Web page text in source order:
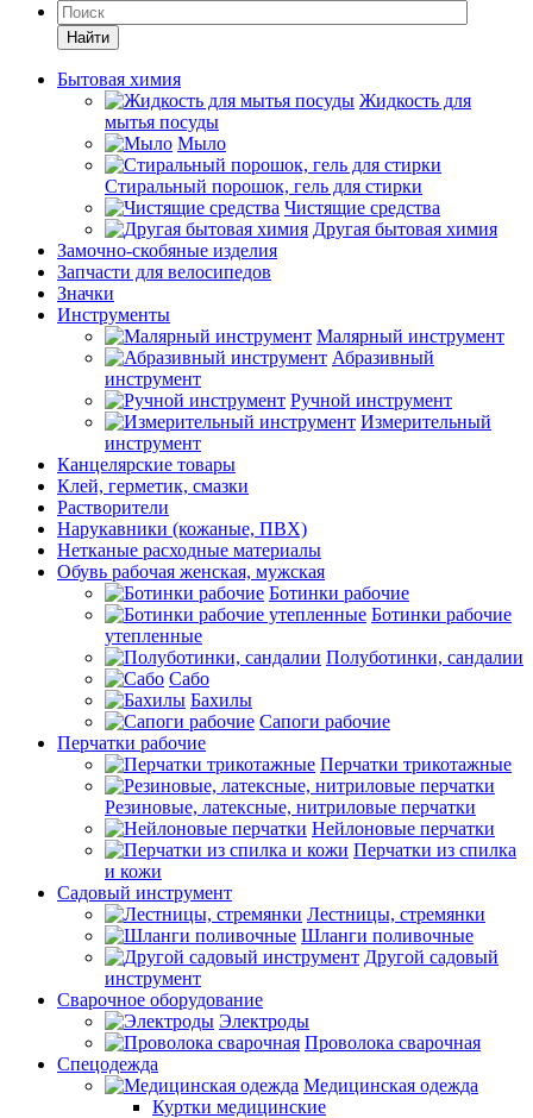
Найти
Бытовая химия
Жидкость для
мытья посуды
Мыло
Стиральный порошок, гель для стирки
Чистящие средства
Другая бытовая химия
Замочно-скобяные изделия
Запчасти для велосипедов
Значки
Инструменты
Малярный инструмент
Абразивный
инструмент
Ручной инструмент
Измерительный
инструмент
Канцелярские товары
Клей, герметик, смазки
Растворители
Нарукавники (кожаные, ПВХ)
Нетканые расходные материалы
Обувь рабочая женская, мужская
Ботинки рабочие
Ботинки рабочие
утепленные
Полуботинки, сандалии
Сабо
Бахилы
Сапоги рабочие
Перчатки рабочие
Перчатки трикотажные
Резиновые, латексные, нитриловые перчатки
Нейлоновые перчатки
Перчатки из спилка
и кожи
Садовый инструмент
Лестницы, стремянки
Шланги поливочные
Другой садовый
инструмент
Сварочное оборудование
Электроды
Проволока сварочная
Спецодежда
Медицинская одежда
Куртки медицинские